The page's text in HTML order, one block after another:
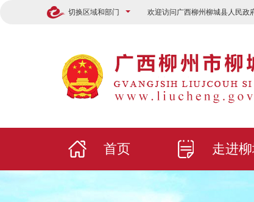
切换区域和部门 欢迎访问广西柳州柳城县人民
首页 走进